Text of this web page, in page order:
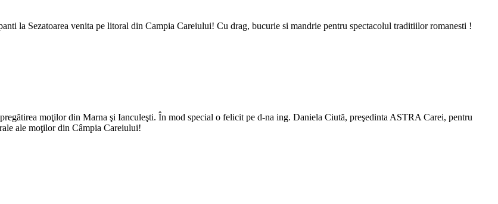
la Sezatoarea venita pe litoral din Campia Careiului! Cu drag, bucurie si mandrie pentru spectacolul traditiilor romanesti !
moţilor din Marna şi Ianculeşti. În mod special o felicit pe d-na ing. Daniela Ciută, preşedinta ASTRA Carei, pentru
ale moţilor din Câmpia Careiului!